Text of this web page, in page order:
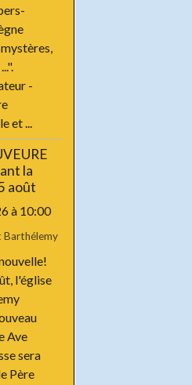
-
et ...
la
août
à 10:00
Barthélemy
l'église
Ave
sera
Père